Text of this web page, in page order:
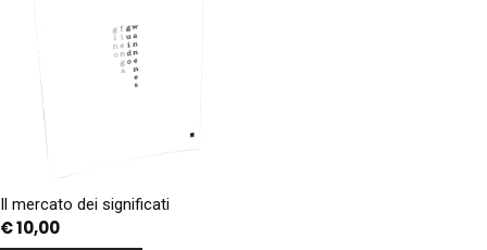
Il mercato dei significati
€10,00